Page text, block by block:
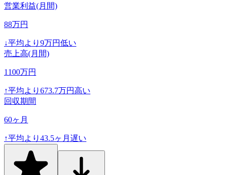
営業利益(月間)
88万円
↓平均より 9万円低い
売上高(月間)
1100万円
↑平均より 673.7万円高い
回収期間
60ヶ月
↑平均より 43.5ヶ月遅い